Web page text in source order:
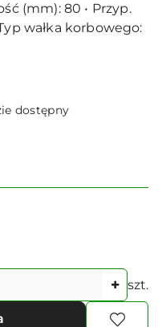
(mm): 80 • Przyp.
wałka korbowego:
dostępny
szt.